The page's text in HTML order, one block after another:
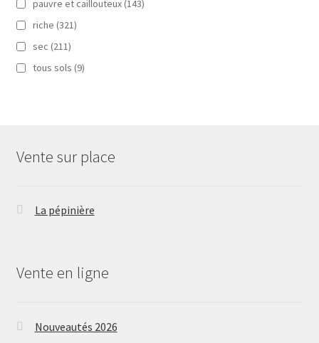
pauvre et caillouteux (143)
riche (321)
sec (211)
tous sols (9)
Vente sur place
La pépinière
Vente en ligne
Nouveautés 2026